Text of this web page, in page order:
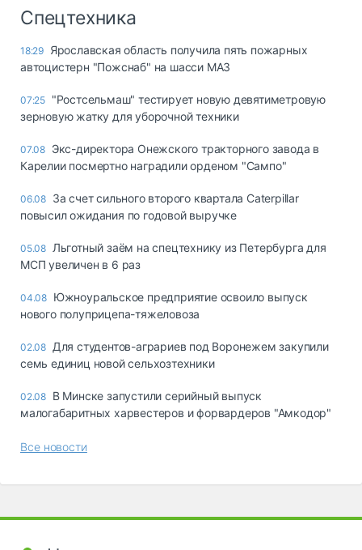
Спецтехника
18:29 Ярославская область получила пять пожарных
автоцистерн "Пожснаб" на шасси МАЗ
07:25 "Ростсельмаш" тестирует новую девятиметровую
зерновую жатку для уборочной техники
07.08 Экс-директора Онежского тракторного завода в
Карелии посмертно наградили орденом "Сампо"
06.08 За счет сильного второго квартала Caterpillar
повысил ожидания по годовой выручке
05.08 Льготный заём на спецтехнику из Петербурга для
МСП увеличен в 6 раз
04.08 Южноуральское предприятие освоило выпуск
нового полуприцепа-тяжеловоза
02.08 Для студентов-аграриев под Воронежем закупили
семь единиц новой сельхозтехники
02.08 В Минске запустили серийный выпуск
малогабаритных харвестеров и форвардеров "Амкодор"
Все новости